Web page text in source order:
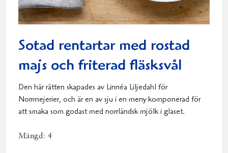
Sotad rentartar med rostad
majs och friterad fläsksvål
Den här rätten skapades av Linnéa Liljedahl för
Norrmejerier, och är en av sju i en meny komponerad för
att smaka som godast med norrländsk mjölk i glaset.
Mängd: 4